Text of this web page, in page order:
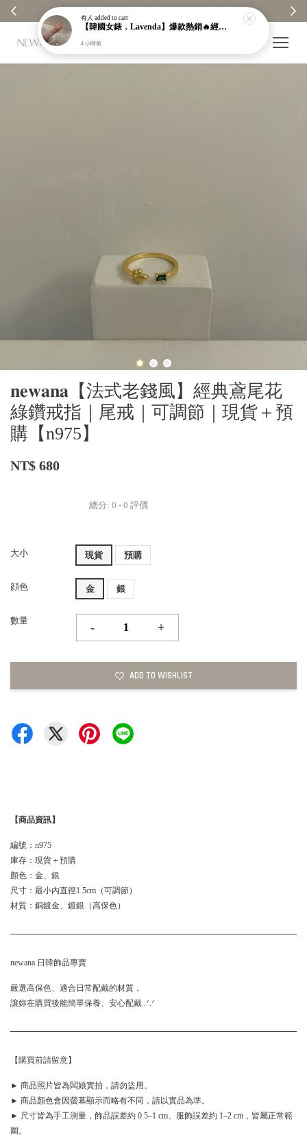
𝐧𝐞𝐰𝐚𝐧𝐚【法式老錢風】經典鳶尾花
綠鑽戒指｜尾戒｜可調節｜現貨＋預
購【n975】
NT$ 680
總分: 0 - 0 評價
大小 現貨 預購
顔色 金 銀
數量
- +
ADD TO WISHLIST
【商品資訊】
編號：n975
庫存：現貨＋預購
顏色：金、銀
尺寸：最小內直徑1.5cm（可調節）
材質：銅鍍金、鍍銀（高保色）
newana 日韓飾品專賣
嚴選高保色、適合日常配戴的材質，
讓妳在購買後能簡單保養、安心配戴 .ᐟ.ᐟ
【購買前請留意】
► 商品照片皆為闆娘實拍，請勿盜用。
► 商品顏色會因螢幕顯示而略有不同，請以實品為準。
► 尺寸皆為手工測量，飾品誤差約 0.5–1 cm、服飾誤差約 1–2 cm，皆屬正常範
圍。
有人 added to cart
【韓國女錶．Lavenda】爆款熱銷🔥經典之作老錢風編織紋理奢華金錶【nk64】
4 小時前